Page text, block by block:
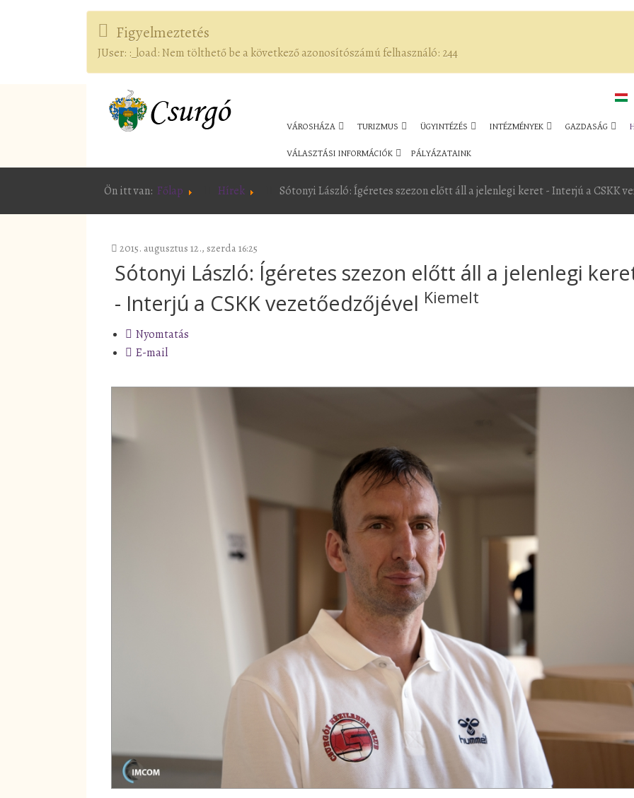
Figyelmeztetés
JUser: :_load: Nem tölthető be a következő azonosítószámú felhasználó: 244
VÁROSHÁZA TURIZMUS ÜGYINTÉZÉS INTÉZMÉNYEK GAZDASÁG
VÁLASZTÁSI INFORMÁCIÓK PÁLYÁZATAINK
Ön itt van: Főlap Hírek Sótonyi László: Ígéretes szezon előtt áll a jelenlegi keret - Interjú a CSKK
2015. augusztus 12., szerda 16:25
Sótonyi László: Ígéretes szezon előtt áll a jelenlegi
- Interjú a CSKK vezetőedzőjével Kiemelt
Nyomtatás
E-mail